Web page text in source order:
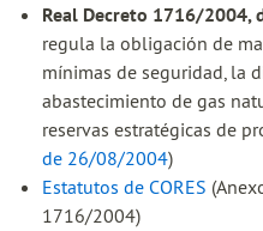
Real Decreto 1716/2004,
regula la obligación de
mínimas de seguridad, la
abastecimiento de gas
reservas estratégicas de
de 26/08/2004)
Estatutos de CORES
1716/2004)